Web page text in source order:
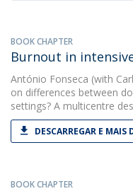
BOOK CHAPTER
Burnout in
António Fonseca (with
on differences between
settings? A multicentre
DESCARREGAR E MAIS
BOOK CHAPTER